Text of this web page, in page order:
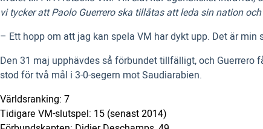
vi tycker att Paolo Guerrero ska tillåtas att leda sin nation
– Ett hopp om att jag kan spela VM har dykt upp. Det är
Den 31 maj upphävdes så förbundet tillfälligt, och
stod för två mål i 3-0-segern mot Saudiarabien.
Världsranking: 7
Tidigare VM-slutspel: 15 (senast 2014)